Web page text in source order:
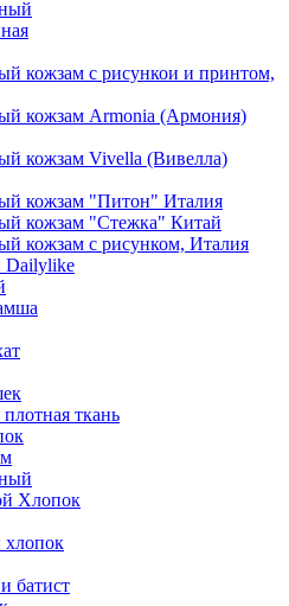
кожзам с рисункои и принтом,
кожзам Armonia (Армония)
кожзам Vivella (Вивелла)
кожзам "Питон" Италия
кожзам "Стежка" Китай
кожзам с рисунком, Италия
Dailylike
ткань
Хлопок
хлопок
батист